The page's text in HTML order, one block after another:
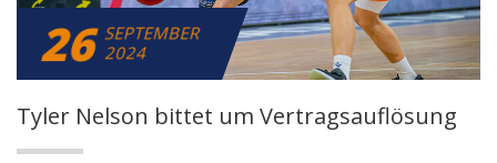
26 SEPTEMBER
2024
Tyler Nelson bittet um Vertragsauflösung